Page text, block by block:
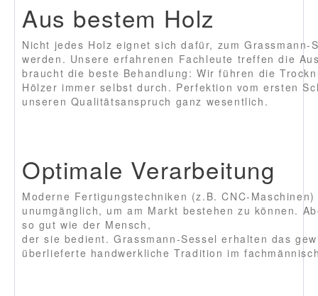
Aus bestem Holz
Nicht jedes Holz eignet sich dafür, zum Grassmann-
werden. Unsere erfahrenen Fachleute treffen die
braucht die beste Behandlung: Wir führen die
Hölzer immer selbst durch. Perfektion vom ersten
unseren Qualitätsanspruch ganz wesentlich.
Optimale Verarbeitung
Moderne Fertigungstechniken (z.B. CNC-
unumgänglich, um am Markt bestehen zu können.
so gut wie der Mensch,
der sie bedient. Grassmann-Sessel erhalten das
überlieferte handwerkliche Tradition im